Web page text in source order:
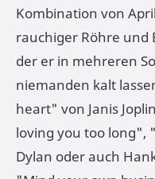
Kombination von
rauchiger Röhre und
der er in mehreren
niemanden kalt
heart" von Janis
loving you too long",
Dylan oder auch